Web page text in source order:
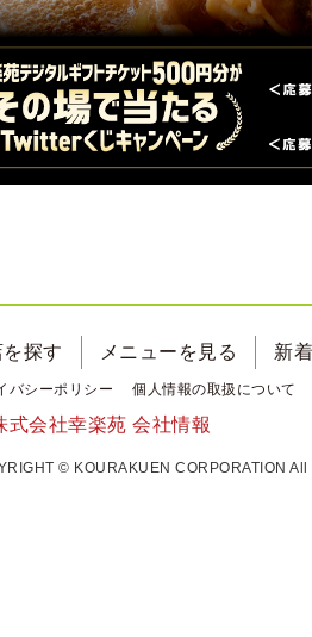
探す メニューを見る 新
バシーポリシー 個人情報の取扱について
式会社幸楽苑 会社情報
© KOURAKUEN CORPORATION